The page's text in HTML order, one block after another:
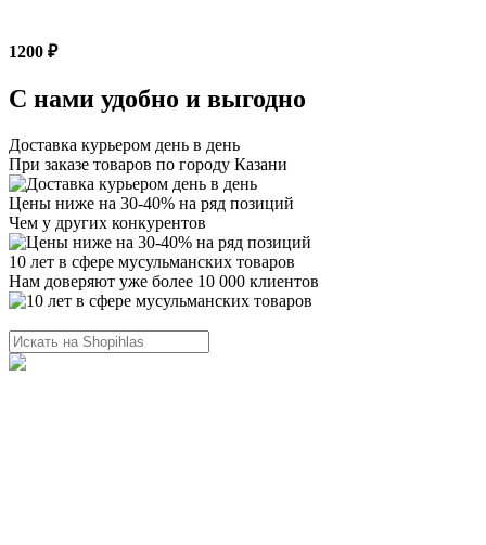
1200 ₽
С нами удобно и выгодно
Доставка курьером день в день
При заказе товаров по городу Казани
Цены ниже на 30-40% на ряд позиций
Чем у других конкурентов
10 лет в сфере мусульманских товаров
Нам доверяют уже более 10 000 клиентов